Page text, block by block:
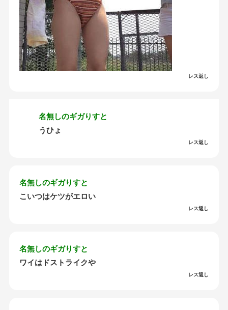
レス返し
名無しのギガりすと
うひょ
レス返し
名無しのギガりすと
こいつはケツがエロい
レス返し
名無しのギガりすと
ワイはドストライクや
レス返し